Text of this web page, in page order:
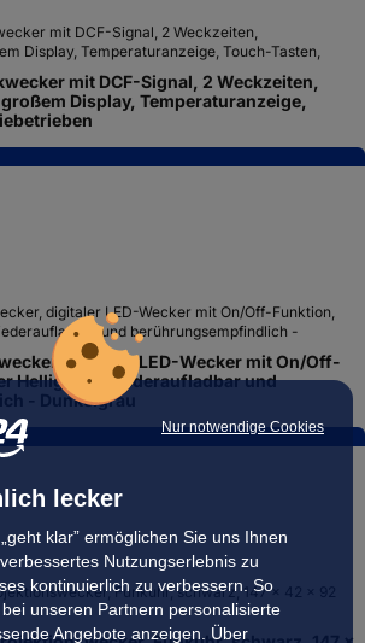
Nur notwendige Cookies
lecker
klar” ermöglichen Sie uns Ihnen
Nutzungserlebnis zu
kontinuierlich zu verbessern. So
unseren Partnern personalisierte
Angebote anzeigen. Über
mit DCF-Signal, 2 Weckzeiten,
Display, Temperaturanzeige,
digitaler LED-Wecker mit On/Off-
Helligkeit, wiederaufladbar und
- Dunkelgrau